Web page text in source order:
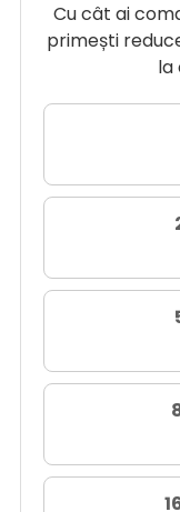
Cu cât ai
primești
la